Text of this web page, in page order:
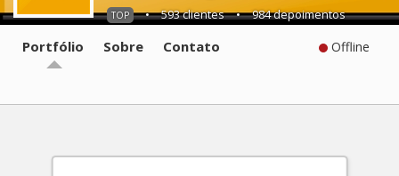
TOP • 593 clientes • 984 depoimentos
Portfólio Sobre Contato Offline